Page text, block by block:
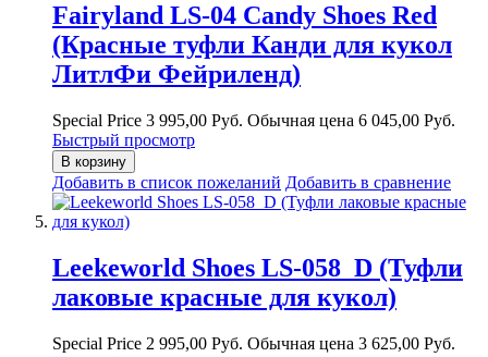
Fairyland LS-04 Candy Shoes Red
(Красные туфли Канди для кукол
ЛитлФи Фейриленд)
Special Price 3 995,00 Руб. Обычная цена 6 045,00 Руб.
Быстрый просмотр
В корзину
Добавить в список пожеланий Добавить в сравнение
Leekeworld Shoes LS-058_D (Туфли
лаковые красные для кукол)
Special Price 2 995,00 Руб. Обычная цена 3 625,00 Руб.